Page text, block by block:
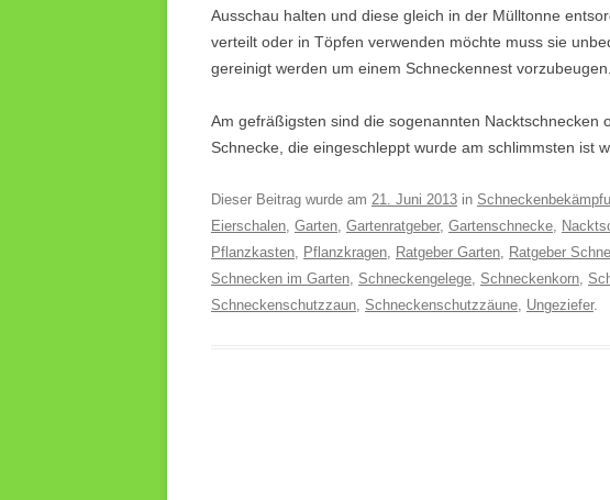
Ausschau halten und diese gleich in der Mülltonne
verteilt oder in Töpfen verwenden möchte muss sie
gereinigt werden um einem Schneckennest vorzubeugen.
Am gefräßigsten sind die sogenannten Nacktschnecken
Schnecke, die eingeschleppt wurde am schlimmsten ist
Dieser Beitrag wurde am 21. Juni 2013 in
Eierschalen, Garten, Gartenratgeber, Gartenschnecke,
Pflanzkasten, Pflanzkragen, Ratgeber Garten, Ratgeber
Schnecken im Garten, Schneckengelege, Schneckenkorn,
Schneckenschutzzaun, Schneckenschutzzäune, Ungeziefer.